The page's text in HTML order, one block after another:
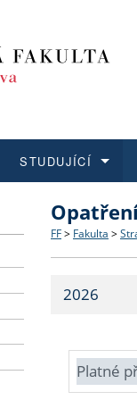
Struktura
Strategie
Fakultní
Co
Učitelské
STUDUJÍCÍ
O vědě a
Aktuální
FF > Fakulta >
2026
Platné